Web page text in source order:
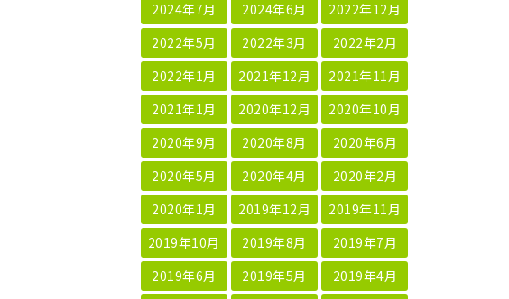
2024年7月
2024年6月
2022年12月
2022年5月
2022年3月
2022年2月
2022年1月
2021年12月
2021年11月
2021年1月
2020年12月
2020年10月
2020年9月
2020年8月
2020年6月
2020年5月
2020年4月
2020年2月
2020年1月
2019年12月
2019年11月
2019年10月
2019年8月
2019年7月
2019年6月
2019年5月
2019年4月